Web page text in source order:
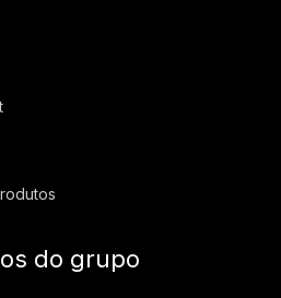
do grupo